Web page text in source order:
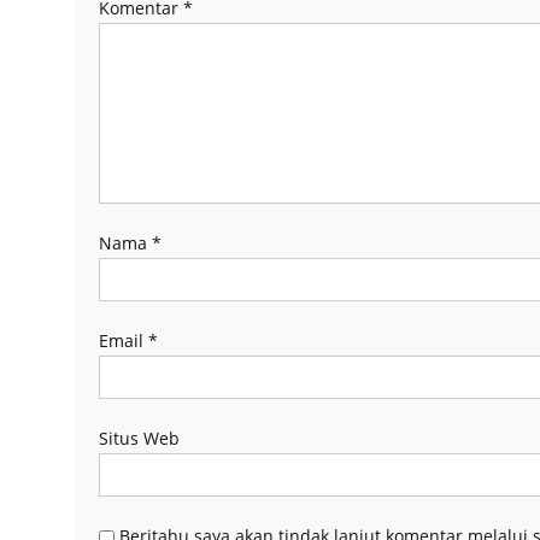
Komentar *
Nama *
Email *
Situs Web